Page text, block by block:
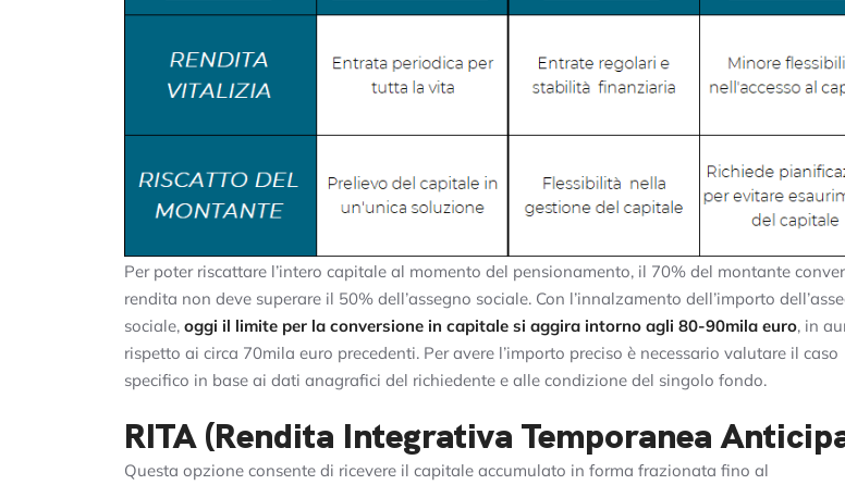
Per poter riscattare l’intero capitale al momento del pensionamento, il 70% del montante
rendita non deve superare il 50% dell’assegno sociale. Con l’innalzamento dell’importo
sociale, oggi il limite per la conversione in capitale si aggira intorno agli 80-90mila euro, in
rispetto ai circa 70mila euro precedenti. Per avere l’importo preciso è necessario valutare il caso
specifico in base ai dati anagrafici del richiedente e alle condizione del singolo fondo.
RITA (Rendita Integrativa Temporanea
Questa opzione consente di ricevere il capitale accumulato in forma frazionata fino al